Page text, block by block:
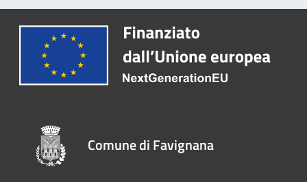
Comune di Favignana